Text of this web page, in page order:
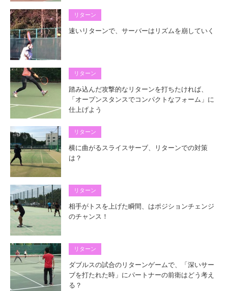
リターン
速いリターンで、サーバーはリズムを崩していく
リターン
踏み込んだ攻撃的なリターンを打ちたければ、
「オープンスタンスでコンパクトなフォーム」に
仕上げよう
リターン
横に曲がるスライスサーブ、リターンでの対策
は？
リターン
相手がトスを上げた瞬間、はポジションチェンジ
のチャンス！
リターン
ダブルスの試合のリターンゲームで、「深いサー
ブを打たれた時」にパートナーの前衛はどう考え
る？